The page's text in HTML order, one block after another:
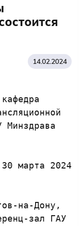
14.02.2024
Минздрава
марта 2024
на-Дону,
зал ГАУ